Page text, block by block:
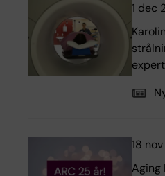
1 dec
18
Aging